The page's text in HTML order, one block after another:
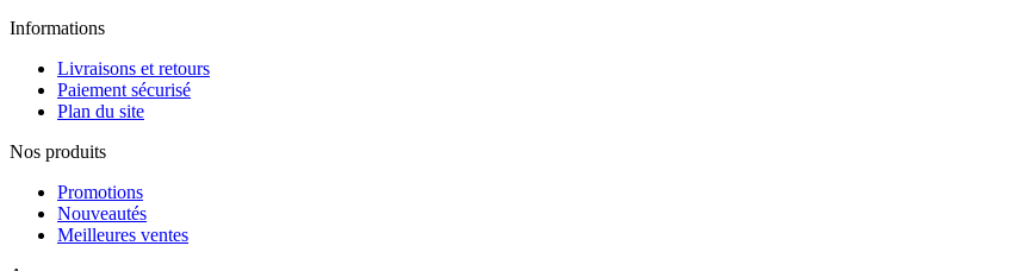
Informations
Livraisons et retours
Paiement sécurisé
Plan du site
Nos produits
Promotions
Nouveautés
Meilleures ventes